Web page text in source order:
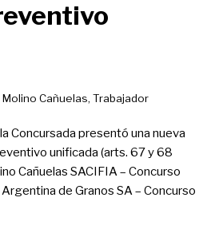
Molino Cañuelas, Trabajador
Concursada presentó una nueva
unificada (arts. 67 y 68
Cañuelas SACIFIA – Concurso
de Granos SA – Concurso